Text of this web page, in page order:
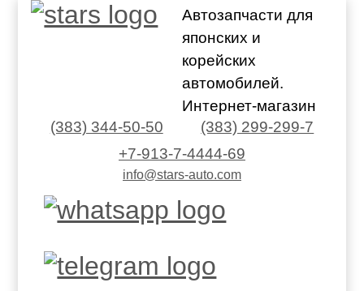
Автозапчасти для
японских и
корейских
автомобилей.
Интернет-магазин
(383) 344-50-50
(383) 299-299-7
+7-913-7-4444-69
info@stars-auto.com